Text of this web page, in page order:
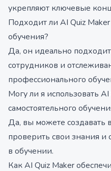
укрепляют ключевые
Подходит ли AI Quiz
обучения?
Да, он идеально
сотрудников и
профессионального
Могу ли я использовать
самостоятельного
Да, вы можете создавать
проверить свои знания и
в обучении.
Как AI Quiz Maker